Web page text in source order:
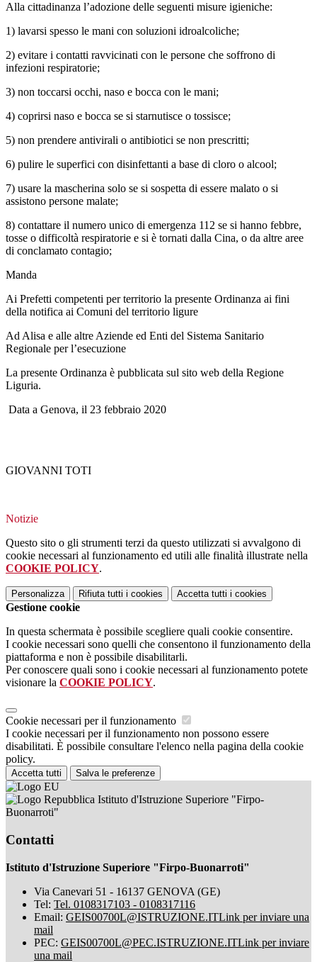
Alla cittadinanza l’adozione delle seguenti misure igieniche:
1) lavarsi spesso le mani con soluzioni idroalcoliche;
2) evitare i contatti ravvicinati con le persone che soffrono di
infezioni respiratorie;
3) non toccarsi occhi, naso e bocca con le mani;
4) coprirsi naso e bocca se si starnutisce o tossisce;
5) non prendere antivirali o antibiotici se non prescritti;
6) pulire le superfici con disinfettanti a base di cloro o alcool;
7) usare la mascherina solo se si sospetta di essere malato o si
assistono persone malate;
8) contattare il numero unico di emergenza 112 se si hanno febbre,
tosse o difficoltà respiratorie e si è tornati dalla Cina, o da altre aree
di conclamato contagio;
Manda
Ai Prefetti competenti per territorio la presente Ordinanza ai fini
della notifica ai Comuni del territorio ligure
Ad Alisa e alle altre Aziende ed Enti del Sistema Sanitario
Regionale per l’esecuzione
La presente Ordinanza è pubblicata sul sito web della Regione
Liguria.
Data a Genova, il 23 febbraio 2020
GIOVANNI TOTI
Notizie
Questo sito o gli strumenti terzi da questo utilizzati si avvalgono di
cookie necessari al funzionamento ed utili alle finalità illustrate nella
COOKIE POLICY.
Personalizza Rifiuta tutti i cookies Accetta tutti i cookies
Gestione cookie
In questa schermata è possibile scegliere quali cookie consentire.
I cookie necessari sono quelli che consentono il funzionamento della
piattaforma e non è possibile disabilitarli.
Per conoscere quali sono i cookie necessari al funzionamento potete
visionare la COOKIE POLICY.
Cookie necessari per il funzionamento
I cookie necessari per il funzionamento non possono essere
disabilitati. È possibile consultare l'elenco nella pagina della cookie
policy.
Accetta tutti Salva le preferenze
Istituto d'Istruzione Superiore "Firpo-
Buonarroti"
Contatti
Istituto d'Istruzione Superiore "Firpo-Buonarroti"
Via Canevari 51 - 16137 GENOVA (GE)
Tel: Tel. 0108317103 - 0108317116
Email: GEIS00700L@ISTRUZIONE.ITLink per inviare una
mail
PEC: GEIS00700L@PEC.ISTRUZIONE.ITLink per inviare
una mail